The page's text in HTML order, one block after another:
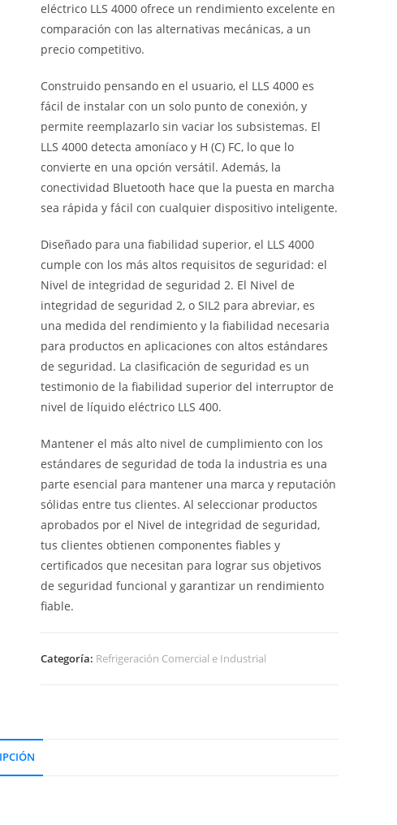
eléctrico LLS 4000 ofrece un rendimiento excelente en
comparación con las alternativas mecánicas, a un
precio competitivo.
Construido pensando en el usuario, el LLS 4000 es
fácil de instalar con un solo punto de conexión, y
permite reemplazarlo sin vaciar los subsistemas. El
LLS 4000 detecta amoníaco y H (C) FC, lo que lo
convierte en una opción versátil. Además, la
conectividad Bluetooth hace que la puesta en marcha
sea rápida y fácil con cualquier dispositivo inteligente.
Diseñado para una fiabilidad superior, el LLS 4000
cumple con los más altos requisitos de seguridad: el
Nivel de integridad de seguridad 2. El Nivel de
integridad de seguridad 2, o SIL2 para abreviar, es
una medida del rendimiento y la fiabilidad necesaria
para productos en aplicaciones con altos estándares
de seguridad. La clasificación de seguridad es un
testimonio de la fiabilidad superior del interruptor de
nivel de líquido eléctrico LLS 400.
Mantener el más alto nivel de cumplimiento con los
estándares de seguridad de toda la industria es una
parte esencial para mantener una marca y reputación
sólidas entre tus clientes. Al seleccionar productos
aprobados por el Nivel de integridad de seguridad,
tus clientes obtienen componentes fiables y
certificados que necesitan para lograr sus objetivos
de seguridad funcional y garantizar un rendimiento
fiable.
Categoría: Refrigeración Comercial e Industrial